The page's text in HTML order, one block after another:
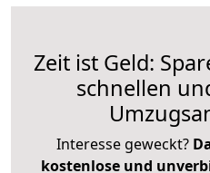
Zeit ist Geld:
schnellen
Interesse geweckt?
kostenlose und